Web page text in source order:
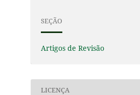
SEÇÃO
Artigos de Revisão
LICENÇA